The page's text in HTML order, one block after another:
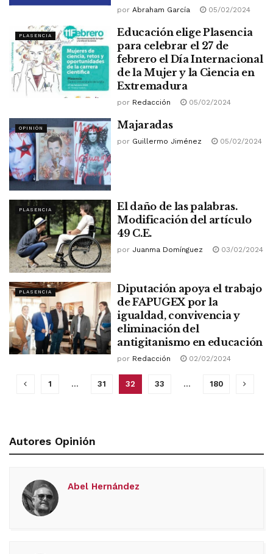
por Abraham García 05/02/2024
PLASENCIA
Educación elige Plasencia
para celebrar el 27 de
febrero el Día Internacional
de la Mujer y la Ciencia en
Extremadura
por Redacción 05/02/2024
OPINIÓN Majaradas
por Guillermo Jiménez 05/02/2024
PLASENCIA
El daño de las palabras.
Modificación del artículo
49 C.E.
por Juanma Domínguez 03/02/2024
PLASENCIA
Diputación apoya el trabajo
de FAPUGEX por la
igualdad, convivencia y
eliminación del
antigitanismo en educación
por Redacción 02/02/2024
1 … 31 32 33 … 180
Autores Opinión
Abel Hernández